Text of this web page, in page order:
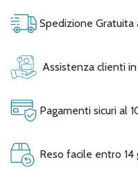
Spedizione
Assistenza clienti
Pagamenti sicuri al
Reso facile entro